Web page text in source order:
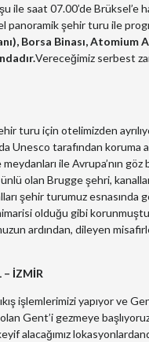
ile saat 07.00’de Brüksel’e
şehir turu ile
Borsa Binası, Atomium
Vereceğimiz serbest
turu için otelimizden
Unesco tarafından koruma
ile Avrupa’nın göz
ünlü olan Brugge şehri,
şehir turumuz
olduğu gibi
ardından, dileyen
– İZMİR
işlemlerimizi yapıyor ve
Gent’i gezmeye
alacağımız